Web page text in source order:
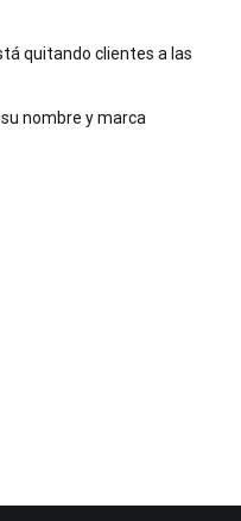
quitando clientes a las
nombre y marca